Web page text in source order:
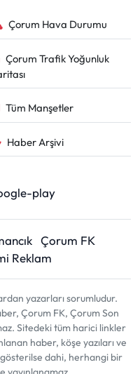
Çorum Hava Durumu
Çorum Trafik Yoğunluk
Tüm Manşetler
Haber Arşivi
Çorum FK
Reklam
yazarları sorumludur.
Çorum FK, Çorum Son
Sitedeki tüm harici linkler
haber, köşe yazıları ve
dahi, herhangi bir